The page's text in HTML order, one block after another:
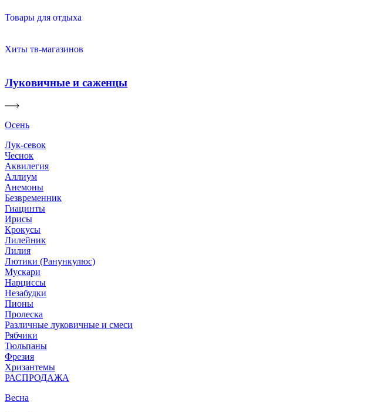
Товары для отдыха
Хиты тв-магазинов
Луковичные и саженцы
Осень
Лук-севок
Чеснок
Аквилегия
Аллиум
Анемоны
Безвременник
Гиацинты
Ирисы
Крокусы
Лилейник
Лилия
Лютики (Ранункулюс)
Мускари
Нарцисcы
Незабудки
Пионы
Пролеска
Различные луковичные и смеси
Рябчики
Тюльпаны
Фрезия
Хризантемы
РАСПРОДАЖА
Весна